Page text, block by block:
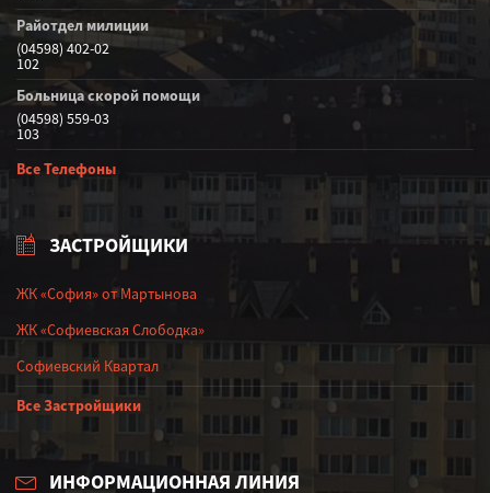
Райотдел милиции
(04598) 402-02
102
Больница скорой помощи
(04598) 559-03
103
Все Телефоны
ЗАСТРОЙЩИКИ
ЖК «София» от Мартынова
ЖК «Софиевская Слободка»
Софиевский Квартал
Все Застройщики
ИНФОРМАЦИОННАЯ ЛИНИЯ